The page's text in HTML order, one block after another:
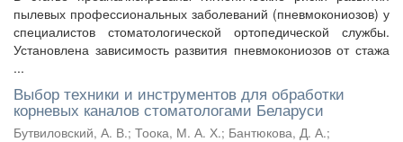
пылевых профессиональных заболеваний (пневмокониозов) у
специалистов стоматологической ортопедической службы.
Установлена зависимость развития пневмокониозов от стажа
...
Выбор техники и инструментов для обработки
корневых каналов стоматологами Беларуси
Бутвиловский, А. В.; Тоока, М. А. Х.; Бантюкова, Д. А.;